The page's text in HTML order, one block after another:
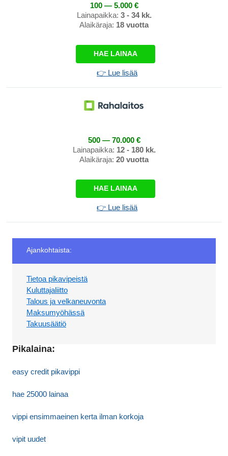
100 — 5.000 €
Lainapaikka: 3 - 34 kk.
Alaikäraja: 18 vuotta
HAE LAINAA
👉 Lue lisää
500 — 70.000 €
Lainapaikka: 12 - 180 kk.
Alaikäraja: 20 vuotta
HAE LAINAA
👉 Lue lisää
Ajankohtaista:
Tietoa pikavipeistä
Kuluttajaliitto
Talous ja velkaneuvonta
Maksumyöhässä
Takuusäätiö
Pikalaina:
easy credit pikavippi
hae 25000 lainaa
vippi ensimmaeinen kerta ilman korkoja
vipit uudet